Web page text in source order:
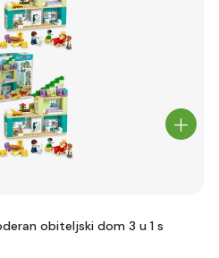
obiteljski dom 3 u 1 s